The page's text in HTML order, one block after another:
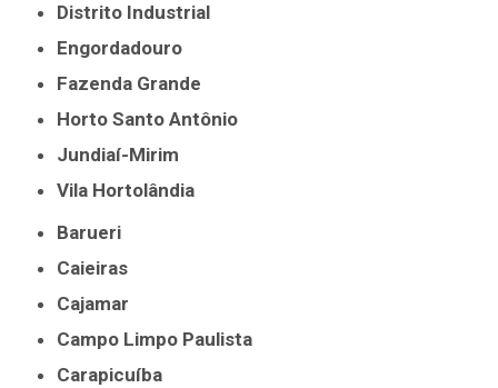
Distrito Industrial
Engordadouro
Fazenda Grande
Horto Santo Antônio
Jundiaí-Mirim
Vila Hortolândia
Barueri
Caieiras
Cajamar
Campo Limpo Paulista
Carapicuíba